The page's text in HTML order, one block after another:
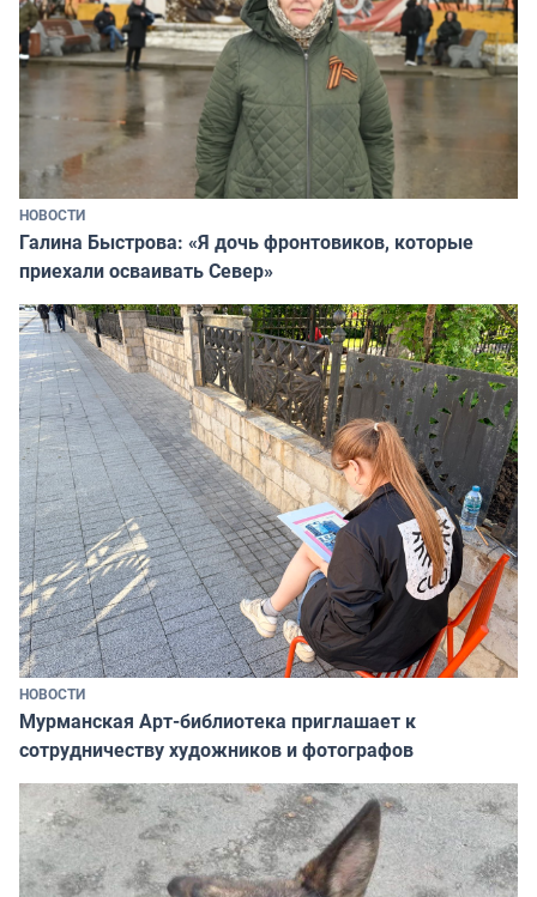
НОВОСТИ
Галина Быстрова: «Я дочь фронтовиков, которые
приехали осваивать Север»
НОВОСТИ
Мурманская Арт-библиотека приглашает к
сотрудничеству художников и фотографов